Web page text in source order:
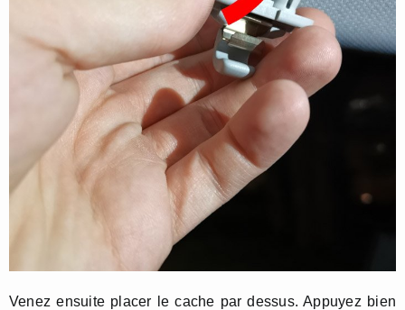
Venez ensuite placer le cache par dessus. Appuyez bien